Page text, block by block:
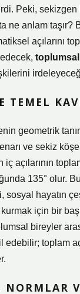
Peki, sekizgen
ne anlam taşır?
açılarını
TEMEL
geometrik
ve sekiz
açılarının
135° olur.
sosyal hayatın
için bir
bireyler
edebilir; toplam
NORMLAR